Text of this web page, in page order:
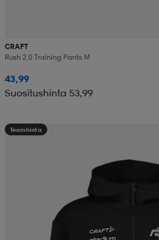
CRAFT
Rush 2.0 Training Pants M
43,99
Suositushinta 53,99
Teamhinta